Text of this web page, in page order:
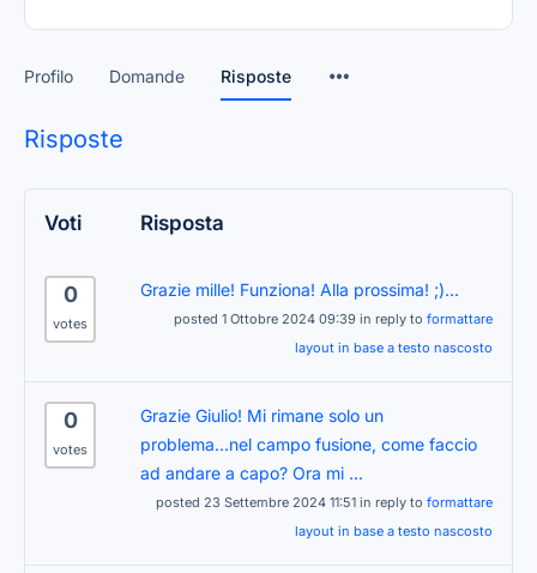
Profilo Domande Risposte
Risposte
Voti Risposta
0
votes
Grazie mille! Funziona! Alla prossima! ;)...
posted 1 Ottobre 2024 09:39 in reply to formattare
layout in base a testo nascosto
0
votes
Grazie Giulio! Mi rimane solo un
problema...nel campo fusione, come faccio
ad andare a capo? Ora mi ...
posted 23 Settembre 2024 11:51 in reply to formattare
layout in base a testo nascosto